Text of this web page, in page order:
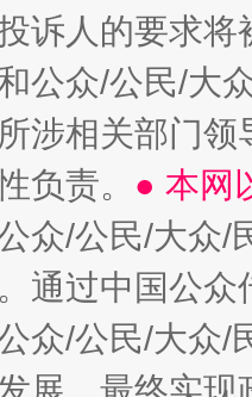
诉人的要求将
公众/公民/大
涉相关部门
负责。 ● 本网
众/公民/大众
通过中国公
众/公民/大众